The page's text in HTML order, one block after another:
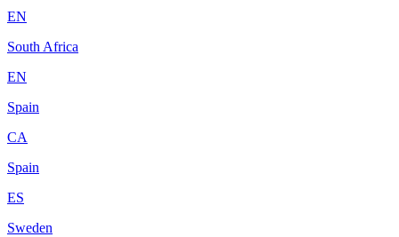
EN
South Africa
EN
Spain
CA
Spain
ES
Sweden